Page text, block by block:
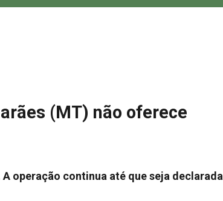
(MT) não oferece
operação continua até que seja declarada